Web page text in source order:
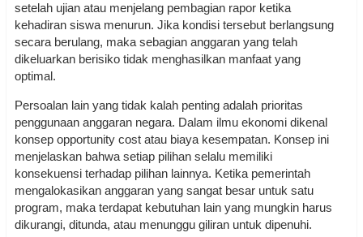
setelah ujian atau menjelang pembagian rapor ketika
kehadiran siswa menurun. Jika kondisi tersebut berlangsung
secara berulang, maka sebagian anggaran yang telah
dikeluarkan berisiko tidak menghasilkan manfaat yang
optimal.
Persoalan lain yang tidak kalah penting adalah prioritas
penggunaan anggaran negara. Dalam ilmu ekonomi dikenal
konsep opportunity cost atau biaya kesempatan. Konsep ini
menjelaskan bahwa setiap pilihan selalu memiliki
konsekuensi terhadap pilihan lainnya. Ketika pemerintah
mengalokasikan anggaran yang sangat besar untuk satu
program, maka terdapat kebutuhan lain yang mungkin harus
dikurangi, ditunda, atau menunggu giliran untuk dipenuhi.